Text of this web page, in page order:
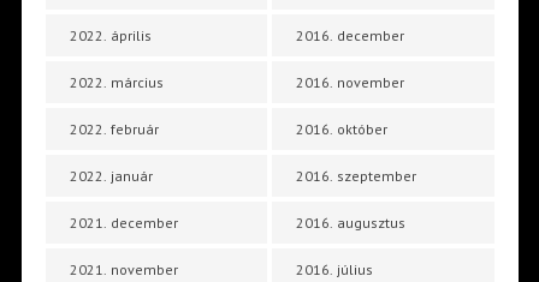
2022. április
2022. március
2022. február
2022. január
2021. december
2021. november
2016. december
2016. november
2016. október
2016. szeptember
2016. augusztus
2016. július